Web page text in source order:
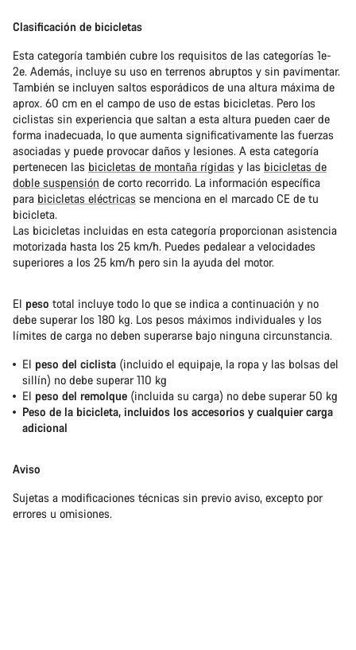
Clasificación de bicicletas
Esta categoría también cubre los requisitos de las categorías 1e-
2e. Además, incluye su uso en terrenos abruptos y sin pavimentar.
También se incluyen saltos esporádicos de una altura máxima de
aprox. 60 cm en el campo de uso de estas bicicletas. Pero los
ciclistas sin experiencia que saltan a esta altura pueden caer de
forma inadecuada, lo que aumenta significativamente las fuerzas
asociadas y puede provocar daños y lesiones. A esta categoría
pertenecen las bicicletas de montaña rígidas y las bicicletas de
doble suspensión de corto recorrido. La información específica
para bicicletas eléctricas se menciona en el marcado CE de tu
bicicleta.
Las bicicletas incluidas en esta categoría proporcionan asistencia
motorizada hasta los 25 km/h. Puedes pedalear a velocidades
superiores a los 25 km/h pero sin la ayuda del motor.
El peso total incluye todo lo que se indica a continuación y no
debe superar los 180 kg. Los pesos máximos individuales y los
límites de carga no deben superarse bajo ninguna circunstancia.
El peso del ciclista (incluido el equipaje, la ropa y las bolsas del
sillín) no debe superar 110 kg
El peso del remolque (incluida su carga) no debe superar 50 kg
Peso de la bicicleta, incluidos los accesorios y cualquier carga
adicional
Aviso
Sujetas a modificaciones técnicas sin previo aviso, excepto por
errores u omisiones.